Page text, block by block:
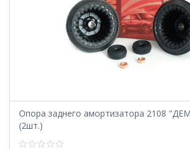
Опора заднего амортизатора 2108
(2шт.)